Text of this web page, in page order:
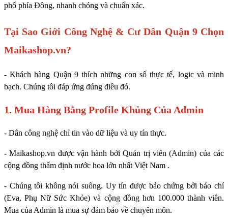
phố phía Đông, nhanh chóng và chuẩn xác.
Tại Sao Giới Công Nghệ & Cư Dân Quận 9 Chọn
Maikashop.vn?
- Khách hàng Quận 9 thích những con số thực tế, logic và minh
bạch. Chúng tôi đáp ứng đúng điều đó.
1. Mua Hàng Bằng Profile Khủng Của Admin
- Dân công nghệ chỉ tin vào dữ liệu và uy tín thực.
- Maikashop.vn được vận hành bởi Quản trị viên (Admin) của các
cộng đồng thẩm định nước hoa lớn nhất Việt Nam .
- Chúng tôi không nói suông. Uy tín được bảo chứng bởi báo chí
(Eva, Phụ Nữ Sức Khỏe) và cộng đồng hơn 100.000 thành viên.
Mua của Admin là mua sự đảm bảo về chuyên môn.